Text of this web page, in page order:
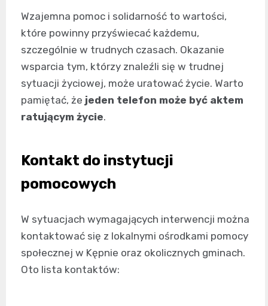
Wzajemna pomoc i solidarność to wartości,
które powinny przyświecać każdemu,
szczególnie w trudnych czasach. Okazanie
wsparcia tym, którzy znaleźli się w trudnej
sytuacji życiowej, może uratować życie. Warto
pamiętać, że jeden telefon może być aktem
ratującym życie.
Kontakt do instytucji
pomocowych
W sytuacjach wymagających interwencji można
kontaktować się z lokalnymi ośrodkami pomocy
społecznej w Kępnie oraz okolicznych gminach.
Oto lista kontaktów: